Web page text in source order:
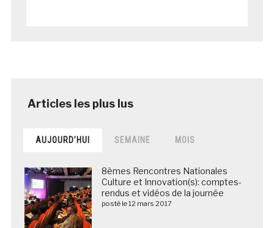
AUJOURD’HUI SEMAINE MOIS
8èmes Rencontres Nationales
Culture et Innovation(s): comptes-
rendus et vidéos de la journée
posté le 12 mars 2017